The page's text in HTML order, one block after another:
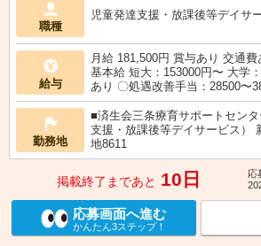
職種
児童発達支援・放課後等デイサ
給与
月給 181,500円 賞与あり 交通
基本給 短大：153000円〜 大学
あり 〇処遇改善手当：28500〜
勤務地
■済生会三条療育サポートセン
支援・放課後等デイサービス）
地8611
掲載終了まであと 10日
応
応募画面へ進む
かんたん3ステップ！